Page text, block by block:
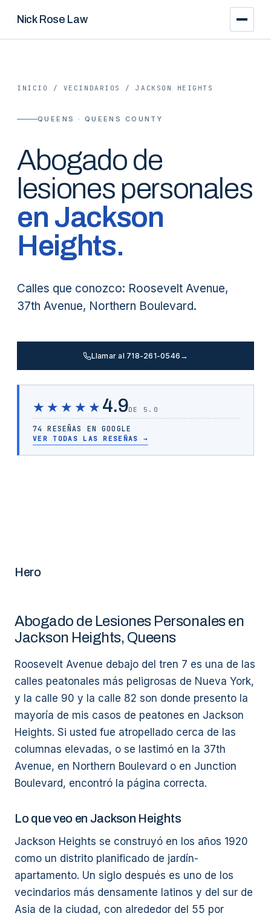
Nick Rose Law
INICIO / VECINDARIOS /JACKSON HEIGHTS
QUEENS · QUEENS COUNTY
Abogado de
lesiones personales
en Jackson
Heights.
Calles que conozco: Roosevelt Avenue,
37th Avenue, Northern Boulevard.
Llamar al 718-261-0546 →
★★★★★ 4.9DE 5.0
74 RESEÑAS EN GOOGLE
VER TODAS LAS RESEÑAS →
Hero
Abogado de Lesiones Personales en
Jackson Heights, Queens
Roosevelt Avenue debajo del tren 7 es una de las
calles peatonales más peligrosas de Nueva York,
y la calle 90 y la calle 82 son donde presento la
mayoría de mis casos de peatones en Jackson
Heights. Si usted fue atropellado cerca de las
columnas elevadas, o se lastimó en la 37th
Avenue, en Northern Boulevard o en Junction
Boulevard, encontró la página correcta.
Lo que veo en Jackson Heights
Jackson Heights se construyó en los años 1920
como un distrito planificado de jardín-
apartamento. Un siglo después es uno de los
vecindarios más densamente latinos y del sur de
Asia de la ciudad, con alrededor del 55 por